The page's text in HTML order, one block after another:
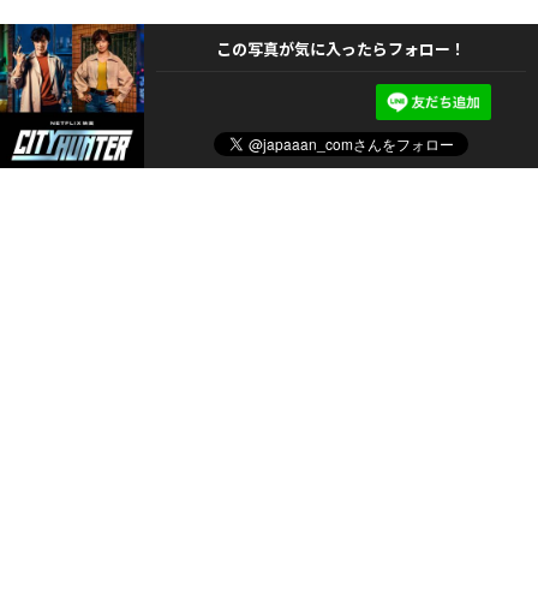
この写真が気に入ったらフォロー！